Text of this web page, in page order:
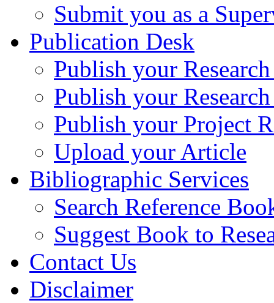
Submit you as a
Publication Desk
Publish your
Publish your
Publish your Project
Upload your Article
Bibliographic Services
Search Reference
Suggest Book to
Contact Us
Disclaimer